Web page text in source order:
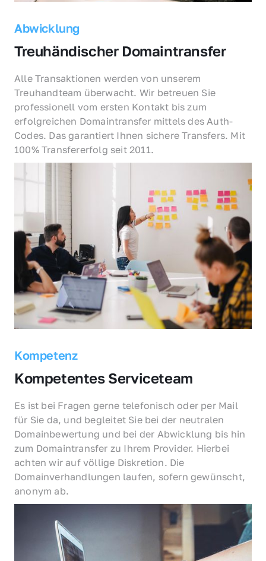
Abwicklung
Treuhändischer Domaintransfer
Alle Transaktionen werden von unserem
Treuhandteam überwacht. Wir betreuen Sie
professionell vom ersten Kontakt bis zum
erfolgreichen Domaintransfer mittels des Auth-
Codes. Das garantiert Ihnen sichere Transfers. Mit
100% Transfererfolg seit 2011.
Kompetenz
Kompetentes Serviceteam
Es ist bei Fragen gerne telefonisch oder per Mail
für Sie da, und begleitet Sie bei der neutralen
Domainbewertung und bei der Abwicklung bis hin
zum Domaintransfer zu Ihrem Provider. Hierbei
achten wir auf völlige Diskretion. Die
Domainverhandlungen laufen, sofern gewünscht,
anonym ab.